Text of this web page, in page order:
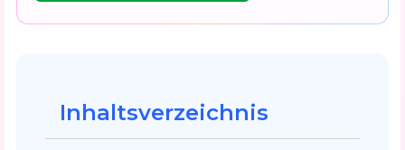
Inhaltsverzeichnis